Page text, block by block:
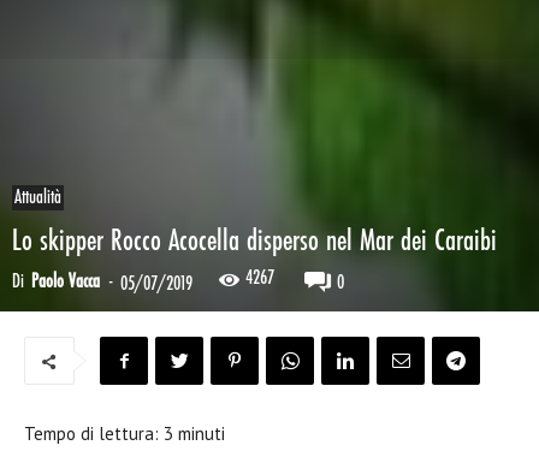
Attualità
Lo skipper Rocco Acocella disperso nel Mar dei Caraibi
Di Paolo Vacca - 05/07/2019 4267 0
Tempo di lettura: 3 minuti